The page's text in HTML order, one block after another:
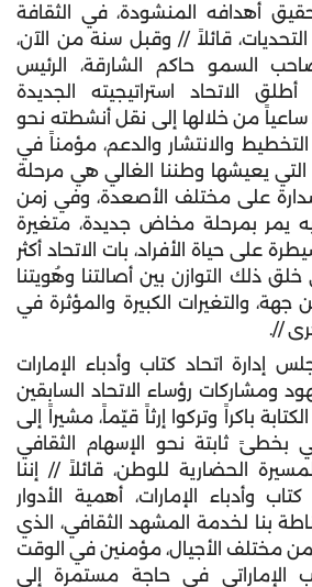
أهدافه المنشودة، في الثقافة
قائلاً // وقبل سنة من الآن،
السمو حاكم الشارقة، الرئيس
أطلق الاتحاد استراتيجيته الجديدة
ساعياً من خلالها إلى نقل أنشطته نحو
والانتشار والدعم، مؤمناً في
التي يعيشها وطننا الغالي هي مرحلة
على مختلف الأصعدة، وفي زمن
يمر بمرحلة مخاض جديدة، متغيرة
على حياة الأفراد، بات الاتحاد أكثر
خلق ذلك التوازن بين أصالتنا وهُويتنا
جهة، والتغيرات الكبيرة والمؤثرة في
//.
إدارة اتحاد كتاب وأدباء الإمارات
ومشاركات رؤساء الاتحاد السابقين
باكراً وتركوا إرثاً قيّماً، مشيراً إلى
بخطىً ثابتة نحو الإسهام الثقافي
الحضارية للوطن، قائلاً // إننا
وأدباء الإمارات، أهمية الأدوار
بنا لخدمة المشهد الثقافي، الذي
مختلف الأجيال، مؤمنين في الوقت
الإماراتي في حاجة مستمرة إلى